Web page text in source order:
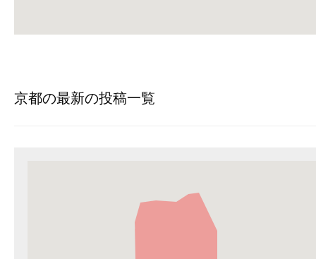
京都の最新の投稿一覧